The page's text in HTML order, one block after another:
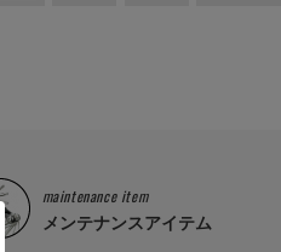
maintenance item
メンテナンスアイテム